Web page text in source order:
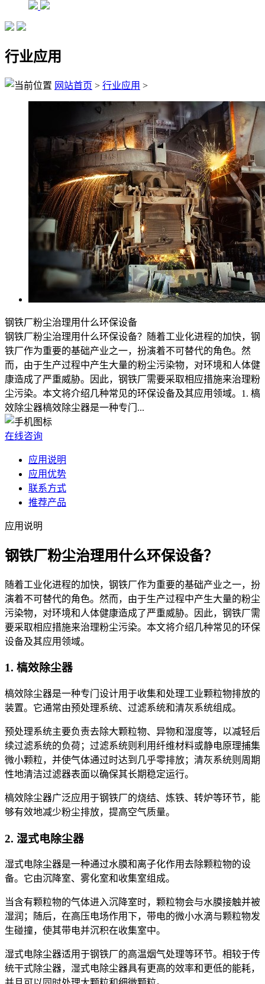
行业应用
网站首页 > 行业应用 >
钢铁厂粉尘治理用什么环保设备
钢铁厂粉尘治理用什么环保设备？随着工业化进程的加快，钢
铁厂作为重要的基础产业之一，扮演着不可替代的角色。然
而，由于生产过程中产生大量的粉尘污染物，对环境和人体健
康造成了严重威胁。因此，钢铁厂需要采取相应措施来治理粉
尘污染。本文将介绍几种常见的环保设备及其应用领域。1. 槁
效除尘器槁效除尘器是一种专门...
在线咨询
应用说明
应用优势
联系方式
推荐产品
应用说明
钢铁厂粉尘治理用什么环保设备？
随着工业化进程的加快，钢铁厂作为重要的基础产业之一，扮
演着不可替代的角色。然而，由于生产过程中产生大量的粉尘
污染物，对环境和人体健康造成了严重威胁。因此，钢铁厂需
要采取相应措施来治理粉尘污染。本文将介绍几种常见的环保
设备及其应用领域。
1. 槁效除尘器
槁效除尘器是一种专门设计用于收集和处理工业颗粒物排放的
装置。它通常由预处理系统、过滤系统和清灰系统组成。
预处理系统主要负责去除大颗粒物、异物和湿度等，以减轻后
续过滤系统的负荷；过滤系统则利用纤维材料或静电原理捕集
微小颗粒，并使气体通过时达到几乎零排放；清灰系统则周期
性地清洁过滤器表面以确保其长期稳定运行。
槁效除尘器广泛应用于钢铁厂的烧结、炼铁、转炉等环节，能
够有效地减少粉尘排放，提高空气质量。
2. 湿式电除尘器
湿式电除尘器是一种通过水膜和离子化作用去除颗粒物的设
备。它由沉降室、雾化室和收集室组成。
当含有颗粒物的气体进入沉降室时，颗粒物会与水膜接触并被
湿润；随后，在高压电场作用下，带电的微小水滴与颗粒物发
生碰撞，使其带电并沉积在收集室中。
湿式电除尘器适用于钢铁厂的高温烟气处理等环节。相较于传
统干式除尘器，湿式电除尘器具有更高的效率和更低的能耗，